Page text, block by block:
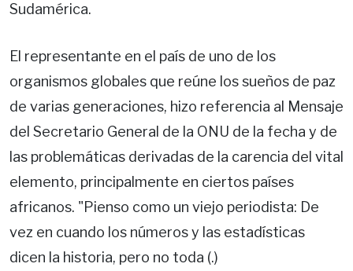
Sudamérica.
El representante en el país de uno de los
organismos globales que reúne los sueños de paz
de varias generaciones, hizo referencia al Mensaje
del Secretario General de la ONU de la fecha y de
las problemáticas derivadas de la carencia del vital
elemento, principalmente en ciertos países
africanos. "Pienso como un viejo periodista: De
vez en cuando los números y las estadísticas
dicen la historia, pero no toda (.)